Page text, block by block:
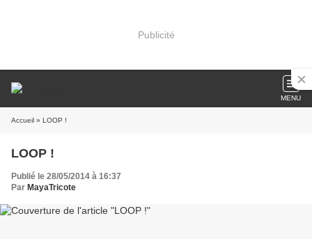
Publicité
MENU
Accueil » LOOP !
LOOP !
Publié le 28/05/2014 à 16:37
Par MayaTricote